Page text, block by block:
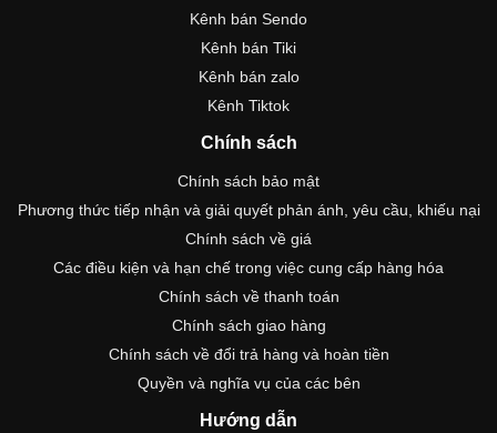
Kênh bán Sendo
Kênh bán Tiki
Kênh bán zalo
Kênh Tiktok
Chính sách
Chính sách bảo mật
Phương thức tiếp nhận và giải quyết phản ánh, yêu cầu, khiếu nại
Chính sách về giá
Các điều kiện và hạn chế trong việc cung cấp hàng hóa
Chính sách về thanh toán
Chính sách giao hàng
Chính sách về đổi trả hàng và hoàn tiền
Quyền và nghĩa vụ của các bên
Hướng dẫn